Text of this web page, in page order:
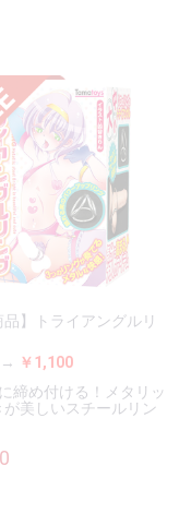
品】トライアングルリ
→ ￥1,100
締め付ける！メタリッ
が美しいスチールリン